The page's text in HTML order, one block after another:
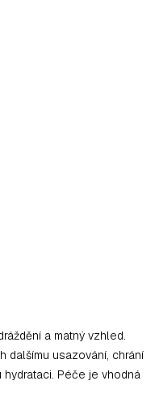
a matný vzhled.
dalšímu usazování, chrání
Péče je vhodná